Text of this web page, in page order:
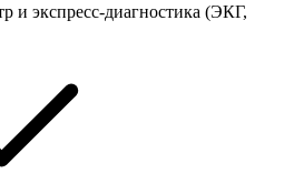
и экспресс-диагностика (ЭКГ,